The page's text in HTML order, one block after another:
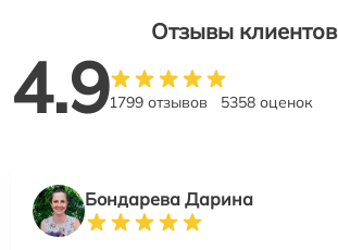
Отзывы клиентов
4.91799 отзывов 5358 оценок
Бондарева Дарина